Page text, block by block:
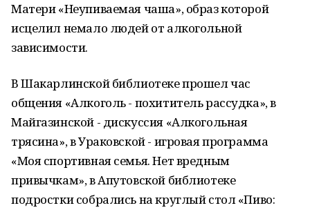
Матери «Неупиваемая чаша», образ которой
исцелил немало людей от алкогольной
зависимости.
В Шакарлинской библиотеке прошел час
общения «Алкоголь - похититель рассудка», в
Майгазинской - дискуссия «Алкогольная
трясина», в Ураковской - игровая программа
«Моя спортивная семья. Нет вредным
привычкам», в Апутовской библиотеке
подростки собрались на круглый стол «Пиво: